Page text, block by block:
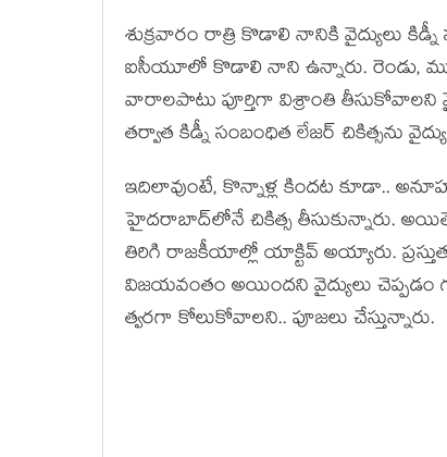
శుక్ర‌వారం రాత్రి కొడాలి నానికి వైద్యులు కిడ్నీ
ఐసీయూలో కొడాలి నాని ఉన్నారు. రెండు,
వారాలపాటు పూర్తిగా విశ్రాంతి తీసుకోవాలని
తర్వాత కిడ్నీ సంబంధిత లేజర్ చికిత్సను
ఇదిలావుంటే, కొన్నాళ్ల కింద‌ట కూడా..
హైద‌రాబాద్‌లోనే చికిత్స తీసుకున్నారు.
తిరిగి రాజ‌కీయాల్లో యాక్టివ్ అయ్యారు.
విజ‌యవంతం అయింద‌ని వైద్యులు
త్వ‌ర‌గా కోలుకోవాల‌ని.. పూజ‌లు చేస్తున్నారు.